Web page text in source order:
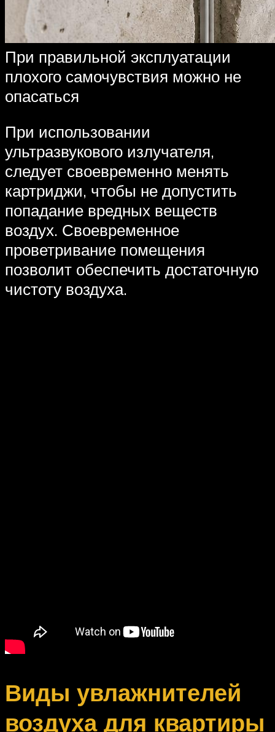
При правильной эксплуатации
плохого самочувствия можно не
опасаться
При использовании
ультразвукового излучателя,
следует своевременно менять
картриджи, чтобы не допустить
попадание вредных веществ
воздух. Своевременное
проветривание помещения
позволит обеспечить достаточную
чистоту воздуха.
Виды увлажнителей
воздуха для квартиры